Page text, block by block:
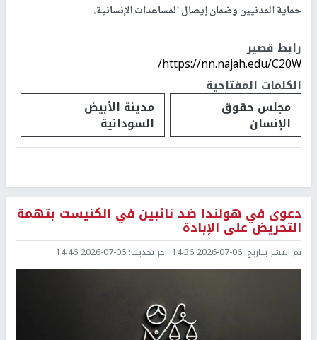
حماية المدنيين وضمان إيصال المساعدات الإنسانية.
رابط قصير
https://nn.najah.edu/C20W/
الكلمات المفتاحية
مجلس حقوق
الإنسان
مدينة الأبيض
السودانية
دعوى في هولندا ضد نائبين في الكنيست بتهمة
التحريض على الإبادة
تم النشر بتاريخ: 2026-07-06 14:36 اخر تحديث: 2026-07-06 14:46